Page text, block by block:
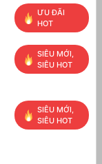
ƯU ĐÃI
HOT
SIÊU MỚI,
SIÊU HOT
SIÊU MỚI,
SIÊU HOT